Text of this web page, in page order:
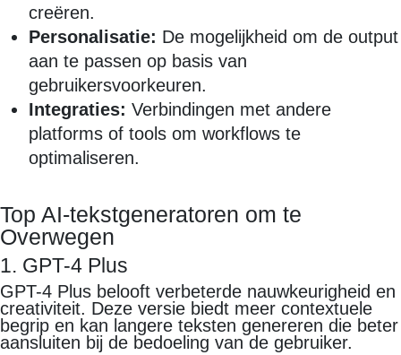
creëren.
Personalisatie: De mogelijkheid om de output
aan te passen op basis van
gebruikersvoorkeuren.
Integraties: Verbindingen met andere
platforms of tools om workflows te
optimaliseren.
Top AI-tekstgeneratoren om te
Overwegen
1. GPT-4 Plus
GPT-4 Plus belooft verbeterde nauwkeurigheid en
creativiteit. Deze versie biedt meer contextuele
begrip en kan langere teksten genereren die beter
aansluiten bij de bedoeling van de gebruiker.